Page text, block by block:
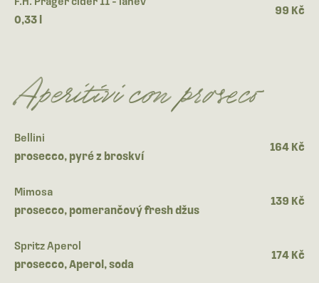
0,33 l
99 Kč
Aperitivi con proseco
Bellini
prosecco, pyré z broskví
164 Kč
Mimosa
prosecco, pomerančový fresh džus
139 Kč
Spritz Aperol
prosecco, Aperol, soda
174 Kč